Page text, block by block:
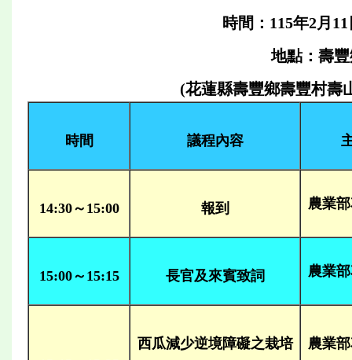
時間：115年2月
地點：壽
(花蓮縣壽豐鄉壽豐村壽
時間 議程內容
14:30～15:00 報到 農業
15:00～15:15 長官及來賓致詞 農業
西瓜減少逆境障礙之栽培 農業